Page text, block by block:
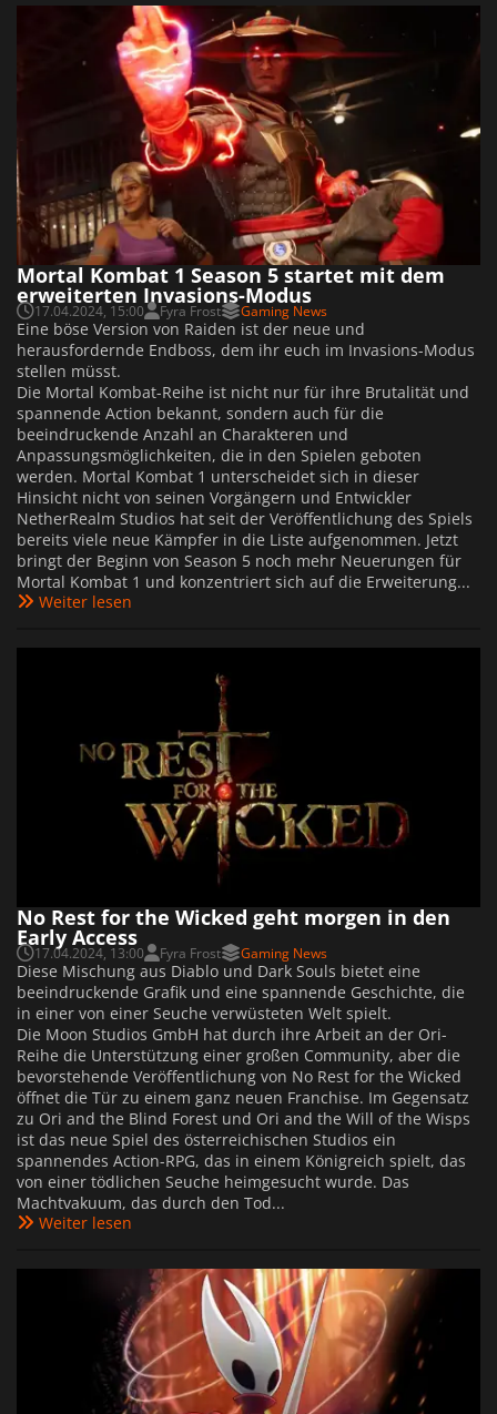
Mortal Kombat 1 Season 5 startet mit dem
erweiterten Invasions-Modus
17.04.2024, 15:00 Fyra Frost Gaming News
Eine böse Version von Raiden ist der neue und
herausfordernde Endboss, dem ihr euch im Invasions-Modus
stellen müsst.
Die Mortal Kombat-Reihe ist nicht nur für ihre Brutalität und
spannende Action bekannt, sondern auch für die
beeindruckende Anzahl an Charakteren und
Anpassungsmöglichkeiten, die in den Spielen geboten
werden. Mortal Kombat 1 unterscheidet sich in dieser
Hinsicht nicht von seinen Vorgängern und Entwickler
NetherRealm Studios hat seit der Veröffentlichung des Spiels
bereits viele neue Kämpfer in die Liste aufgenommen. Jetzt
bringt der Beginn von Season 5 noch mehr Neuerungen für
Mortal Kombat 1 und konzentriert sich auf die Erweiterung...
Weiter lesen
No Rest for the Wicked geht morgen in den
Early Access
17.04.2024, 13:00 Fyra Frost Gaming News
Diese Mischung aus Diablo und Dark Souls bietet eine
beeindruckende Grafik und eine spannende Geschichte, die
in einer von einer Seuche verwüsteten Welt spielt.
Die Moon Studios GmbH hat durch ihre Arbeit an der Ori-
Reihe die Unterstützung einer großen Community, aber die
bevorstehende Veröffentlichung von No Rest for the Wicked
öffnet die Tür zu einem ganz neuen Franchise. Im Gegensatz
zu Ori and the Blind Forest und Ori and the Will of the Wisps
ist das neue Spiel des österreichischen Studios ein
spannendes Action-RPG, das in einem Königreich spielt, das
von einer tödlichen Seuche heimgesucht wurde. Das
Machtvakuum, das durch den Tod...
Weiter lesen